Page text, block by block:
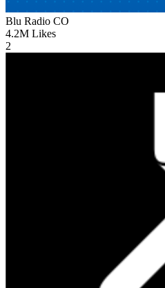
Blu Radio CO
4.2M Likes
2